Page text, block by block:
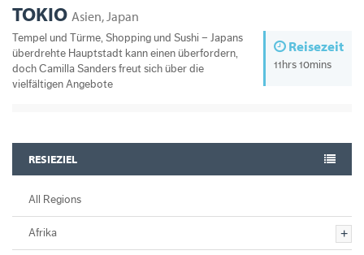
TOKIO Asien, Japan
Reisezeit
11hrs 10mins
Tempel und Türme, Shopping und Sushi – Japans
überdrehte Hauptstadt kann einen überfordern,
doch Camilla Sanders freut sich über die
vielfältigen Angebote
RESIEZIEL
All Regions
Afrika